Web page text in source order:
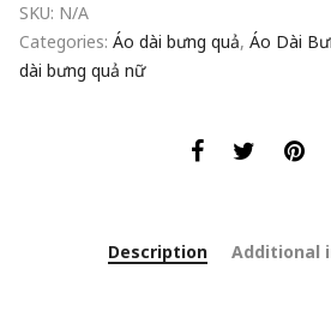
SKU: N/A
Categories: Áo dài bưng quả, Áo Dài
dài bưng quả nữ
Description Additional